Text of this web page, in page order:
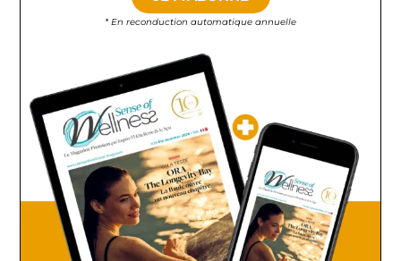
* En reconduction automatique annuelle